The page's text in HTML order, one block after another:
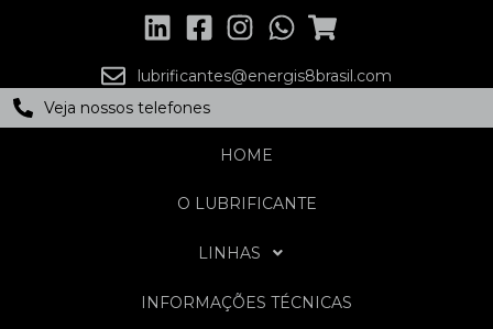
lubrificantes@energis8brasil.com
Veja nossos telefones
HOME
O LUBRIFICANTE
LINHAS
INFORMAÇÕES TÉCNICAS